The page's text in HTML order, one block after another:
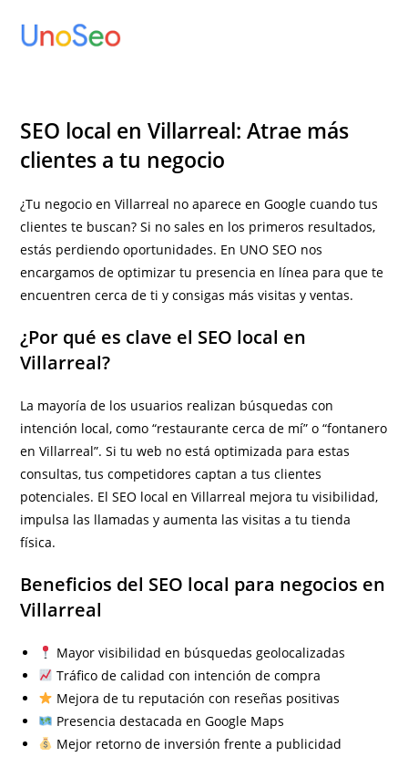
SEO local en Villarreal: Atrae más
clientes a tu negocio
¿Tu negocio en Villarreal no aparece en Google cuando tus
clientes te buscan? Si no sales en los primeros resultados,
estás perdiendo oportunidades. En UNO SEO nos
encargamos de optimizar tu presencia en línea para que te
encuentren cerca de ti y consigas más visitas y ventas.
¿Por qué es clave el SEO local en
Villarreal?
La mayoría de los usuarios realizan búsquedas con
intención local, como “restaurante cerca de mí” o “fontanero
en Villarreal”. Si tu web no está optimizada para estas
consultas, tus competidores captan a tus clientes
potenciales. El SEO local en Villarreal mejora tu visibilidad,
impulsa las llamadas y aumenta las visitas a tu tienda
física.
Beneficios del SEO local para negocios en
Villarreal
Mayor visibilidad en búsquedas geolocalizadas
Tráfico de calidad con intención de compra
Mejora de tu reputación con reseñas positivas
Presencia destacada en Google Maps
Mejor retorno de inversión frente a publicidad